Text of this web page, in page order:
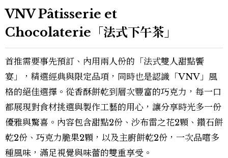
VNV Pâtisserie et
Chocolaterie「法式下午茶」
首推需要事先預訂、內用兩人份的「法式雙人甜點饗
宴」，精選經典與限定品項，同時也是認識「VNV」風
格的絕佳選擇。從香酥餅乾到層次豐富的巧克力，每一口
都展現對食材挑選與製作工藝的用心，讓分享時光多一份
優雅與驚喜。內容包含甜點2份、沙布雷之花2顆、鑽石餅
乾2份、巧克力脆果2顆，以及主廚餅乾2份，一次品嚐多
種風味，滿足視覺與味蕾的雙重享受。